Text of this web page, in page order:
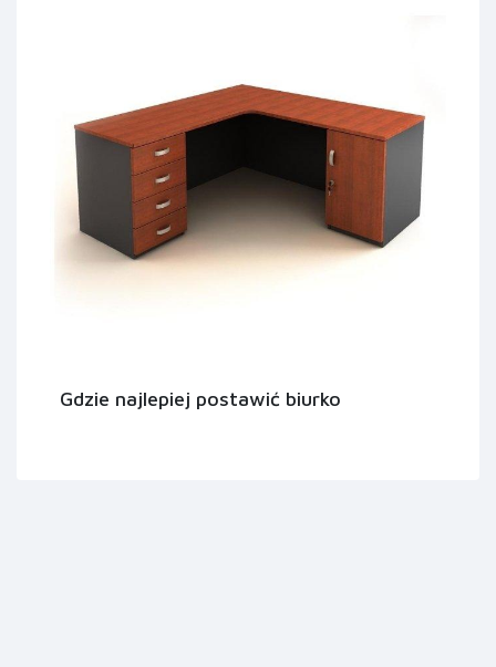
Gdzie najlepiej postawić biurko